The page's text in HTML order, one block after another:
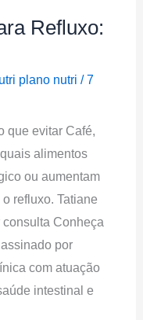
Refluxo:
plano nutri/7
que evitar Café,
alimentos
ou aumentam
refluxo. Tatiane
Conheça
por
com atuação
intestinal e